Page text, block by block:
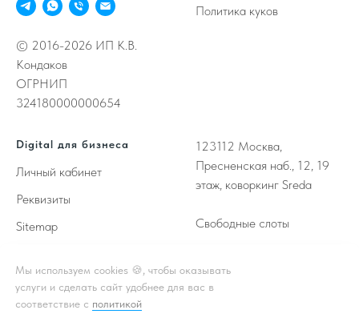
© 2016-2026 ИП К.В.
Кондаков
ОГРНИП
324180000000654
Политика куков
Digital для бизнеса
Личный кабинет
Реквизиты
Sitemap
123112 Москва,
Пресненская наб., 12, 19
этаж, коворкинг Sreda
Свободные слоты
Мы используем cookies 🍪, чтобы оказывать
услуги и сделать сайт удобнее для вас в
соответствие с политикой